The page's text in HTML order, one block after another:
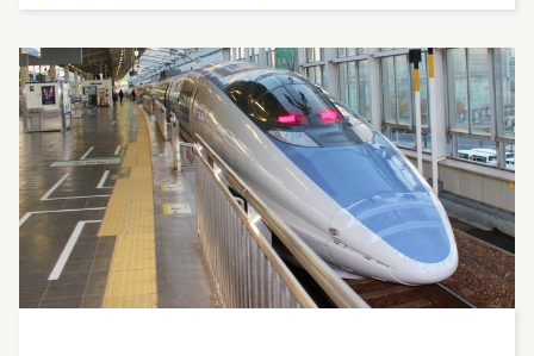
Markedet, mulighetene og behovene for raske,
vanskelig for å se. Slik innleder lederne og
sekretær i Lyntogforum Vestlandsbanen
kronikken sin i Stavanger Aftenblad 26.11.2024.